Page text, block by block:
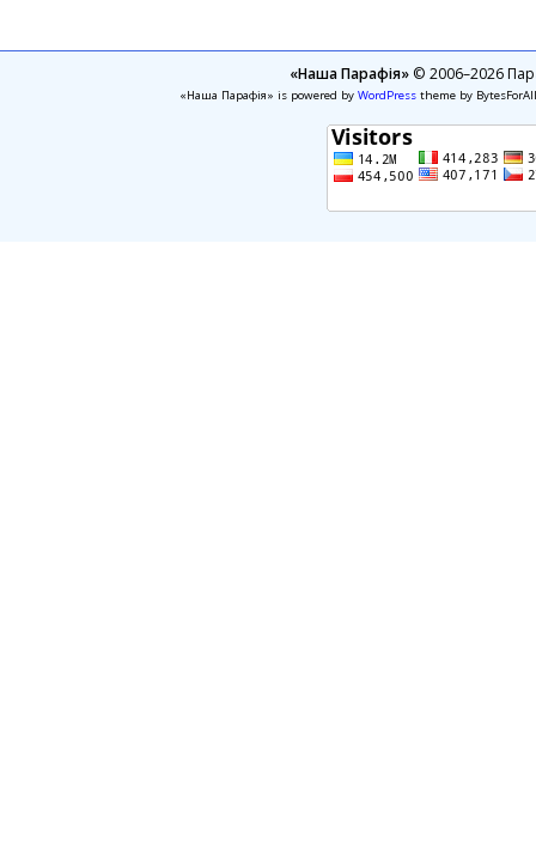
«Наша Парафія»© 2006–2026
«Наша Парафія» is powered by WordPresstheme by